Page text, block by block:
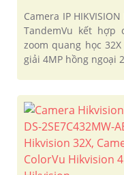
Camera IP
TandemVu kết hợp
zoom quang học
giải 4MP hồng ngoại